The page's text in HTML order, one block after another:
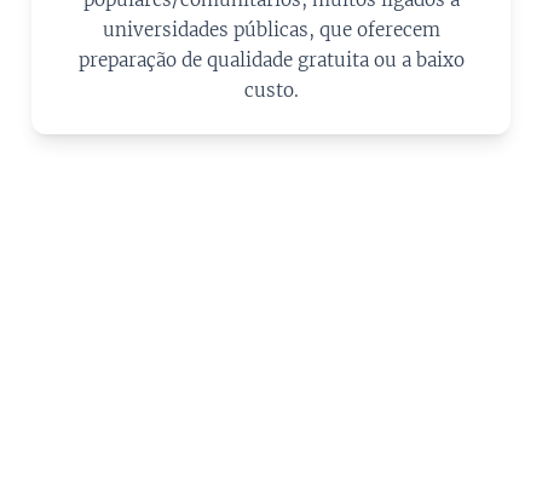
universidades públicas, que oferecem
preparação de qualidade gratuita ou a baixo
custo.